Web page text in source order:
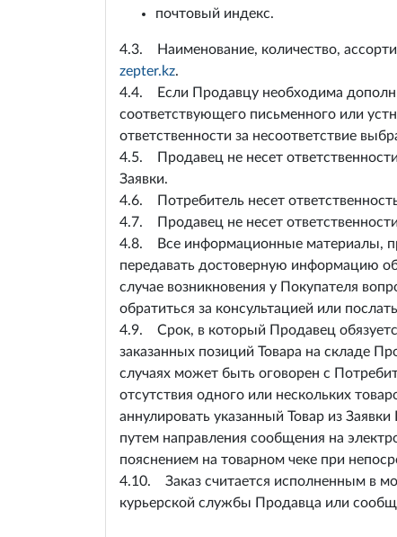
почтовый индекс.
4.3. Наименование, количество,
zepter.kz.
4.4. Если Продавцу необходима
соответствующего письменного или
ответственности за несоответствие
4.5. Продавец не несет
Заявки.
4.6. Потребитель несет
4.7. Продавец не несет
4.8. Все информационные материалы,
передавать достоверную информацию об
случае возникновения у Покупателя
обратиться за консультацией или
4.9. Срок, в который Продавец
заказанных позиций Товара на складе
случаях может быть оговорен с
отсутствия одного или нескольких
аннулировать указанный Товар из
путем направления сообщения на
пояснением на товарном чеке при
4.10. Заказ считается исполненным в
курьерской службы Продавца или